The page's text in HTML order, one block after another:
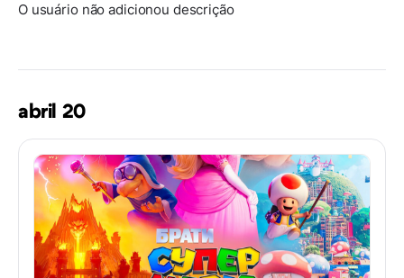
O usuário não adicionou descrição
abril 20